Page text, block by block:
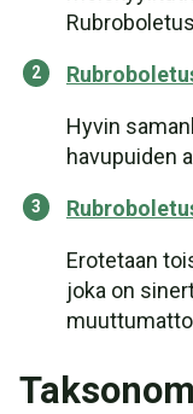
Hyvin
havupuiden
Erotetaan
joka on